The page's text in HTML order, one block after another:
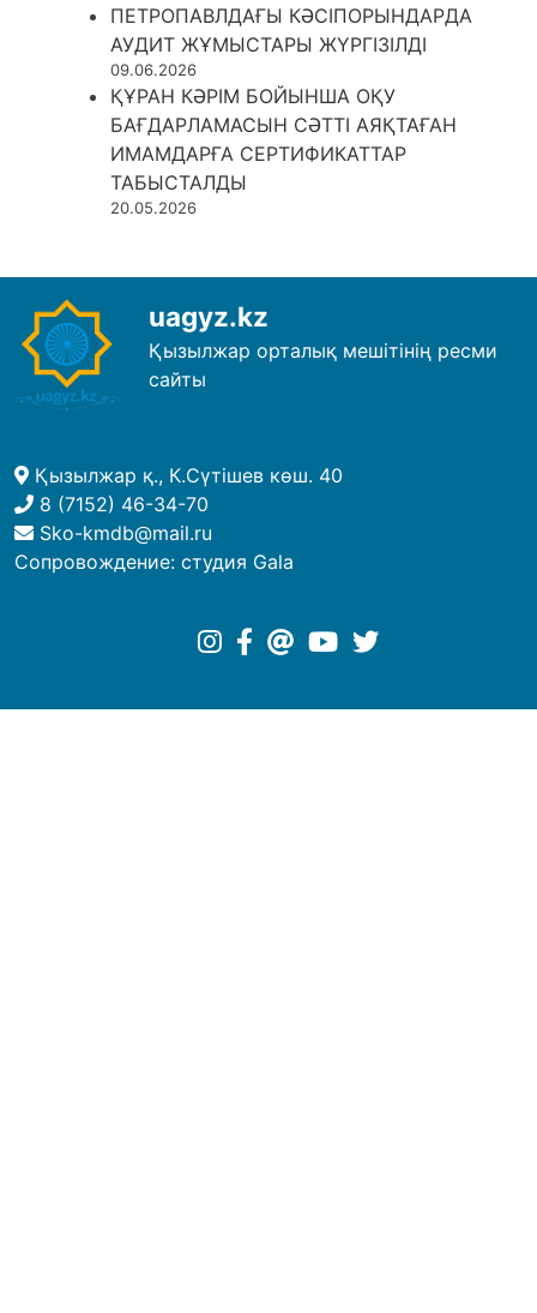
ПЕТРОПАВЛДАҒЫ КӘСІПОРЫНДАРДА
АУДИТ ЖҰМЫСТАРЫ ЖҮРГІЗІЛДІ
09.06.2026
ҚҰРАН КӘРІМ БОЙЫНША ОҚУ
БАҒДАРЛАМАСЫН СӘТТІ АЯҚТАҒАН
ИМАМДАРҒА СЕРТИФИКАТТАР
ТАБЫСТАЛДЫ
20.05.2026
uagyz.kz
Қызылжар орталық мешітінің ресми
сайты
Қызылжар қ., К.Сүтішев көш. 40
8 (7152) 46-34-70
Sko-kmdb@mail.ru
Сопровождение: студия Gala